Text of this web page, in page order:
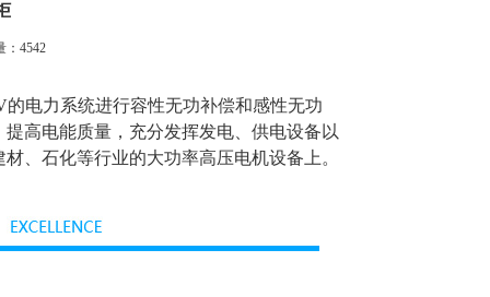
4542
电力系统进行容性无功补偿和感性无功
高电能质量，充分发挥发电、供电设备以
、石化等行业的大功率高压电机设备上。